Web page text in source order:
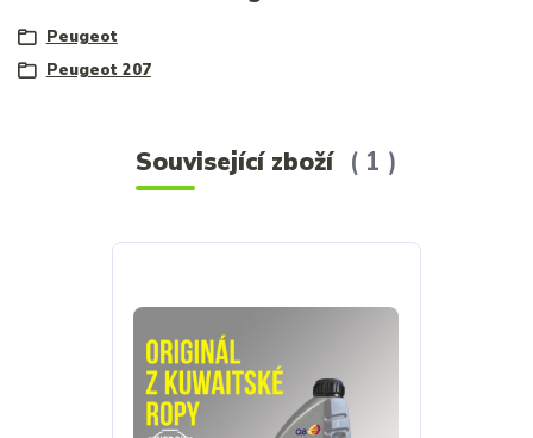
Peugeot
Peugeot 207
Související zboží 1